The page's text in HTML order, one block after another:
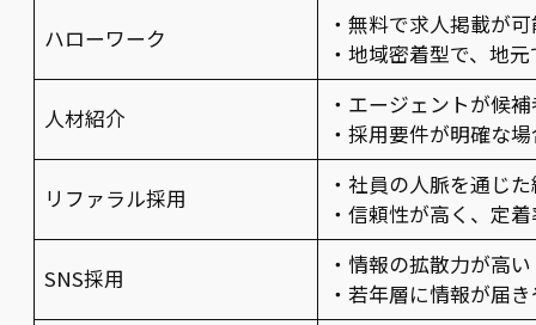
ハローワーク
・無料で求人掲載が
・地域密着型で、地
人材紹介
・エージェントが候
・採用要件が明確な
リファラル採用
・社員の人脈を通じ
・信頼性が高く、定
SNS採用
・情報の拡散力が高い
・若年層に情報が届